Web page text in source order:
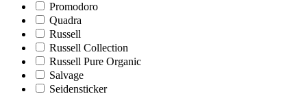
Promodoro
Quadra
Russell
Russell Collection
Russell Pure Organic
Salvage
Seidensticker